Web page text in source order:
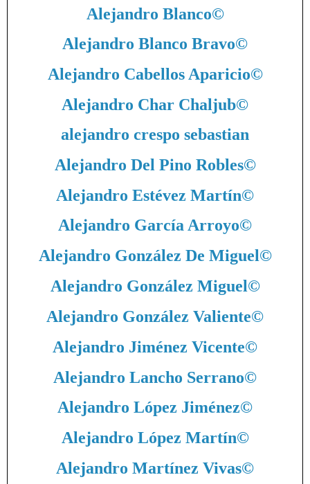
Alejandro Blanco©
Alejandro Blanco Bravo©
Alejandro Cabellos Aparicio©
Alejandro Char Chaljub©
alejandro crespo sebastian
Alejandro Del Pino Robles©
Alejandro Estévez Martín©
Alejandro García Arroyo©
Alejandro González De Miguel©
Alejandro González Miguel©
Alejandro González Valiente©
Alejandro Jiménez Vicente©
Alejandro Lancho Serrano©
Alejandro López Jiménez©
Alejandro López Martín©
Alejandro Martínez Vivas©